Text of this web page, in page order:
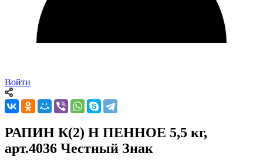
Войти
РАПИН К(2) Н ПЕННОЕ 5,5 кг,
арт.4036 Честный Знак